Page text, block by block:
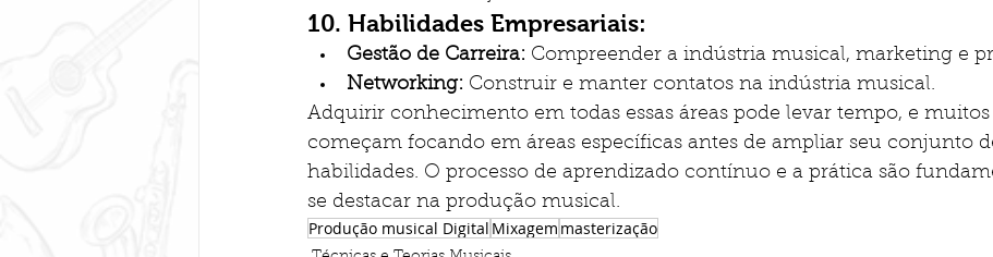
10. Habilidades Empresariais:
Gestão de Carreira: Compreender a indústria musical, marketing e
Networking: Construir e manter contatos na indústria musical.
Adquirir conhecimento em todas essas áreas pode levar tempo, e
começam focando em áreas específicas antes de ampliar seu conjunto
habilidades. O processo de aprendizado contínuo e a prática são
se destacar na produção musical.
Produção musical Digital Mixagem masterização